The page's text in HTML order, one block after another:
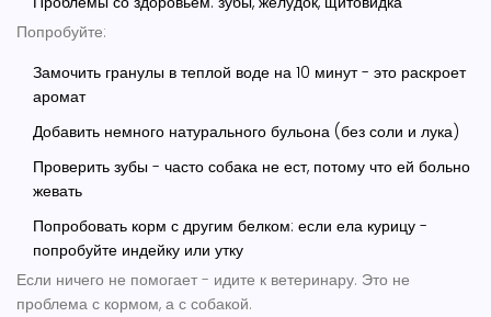
Попробуйте:
Замочить гранулы в теплой воде на 10 минут - это раскроет
аромат
Добавить немного натурального бульона (без соли и лука)
Проверить зубы - часто собака не ест, потому что ей больно
жевать
Попробовать корм с другим белком: если ела курицу -
попробуйте индейку или утку
Если ничего не помогает - идите к ветеринару. Это не
проблема с кормом, а с собакой.